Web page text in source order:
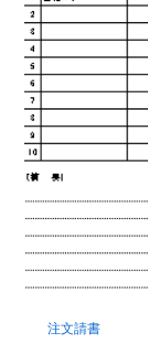
注文請書